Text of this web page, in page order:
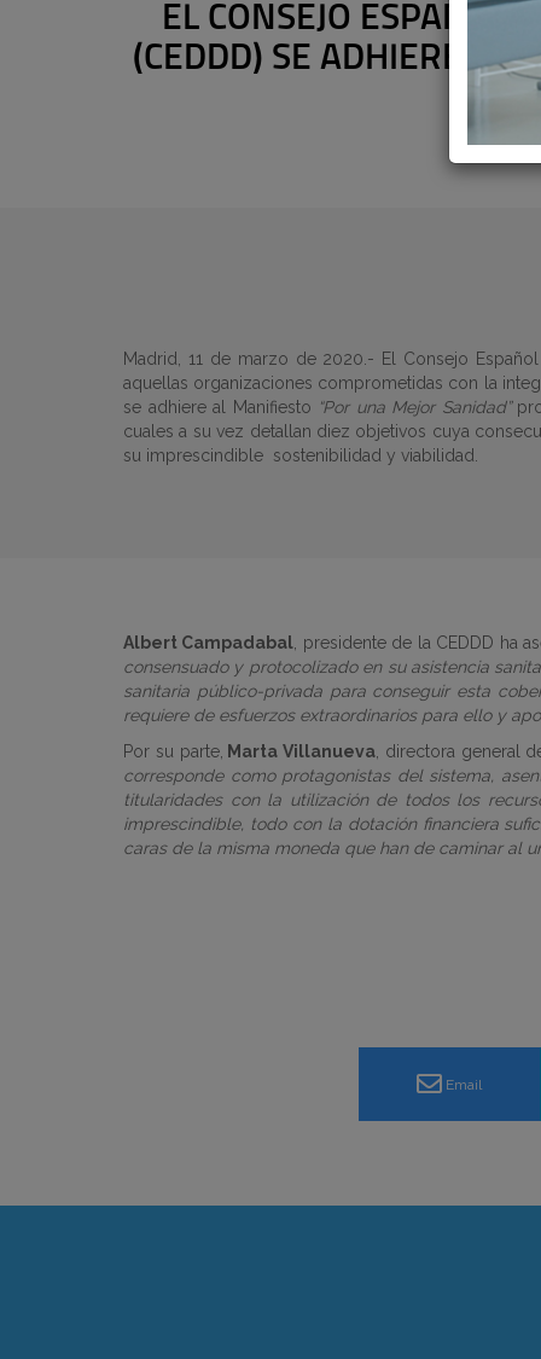
EL CONSEJO ESPAÑOL
(CEDDD) SE ADHIERE AL
Madrid, 11 de marzo de 2020.- El Consejo
aquellas organizaciones comprometidas con la
se adhiere al Manifiesto “Por una Mejor Sanidad”
cuales a su vez detallan diez objetivos cuya
su imprescindible sostenibilidad y viabilidad.
Albert Campadabal , presidente de la CEDDD ha
consensuado y protocolizado en su asistencia
sanitaria público-privada para conseguir esta
requiere de esfuerzos extraordinarios para ello y
Por su parte, Marta Villanueva , directora general
corresponde como protagonistas del sistema,
titularidades con la utilización de todos los
imprescindible, todo con la dotación financiera
caras de la misma moneda que han de caminar al
Email